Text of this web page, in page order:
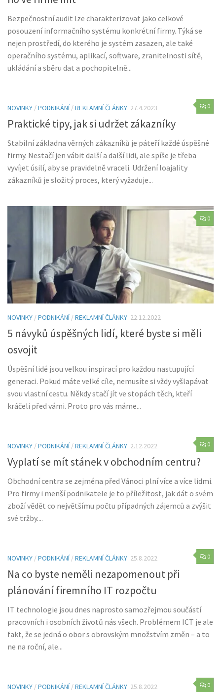
Bezpečnostní audit lze charakterizovat jako celkové
posouzení informačního systému konkrétní firmy. Týká se
nejen prostředí, do kterého je systém zasazen, ale také
operačního systému, aplikací, software, zranitelnosti sítě,
ukládání a sběru dat a pochopitelně...
0
NOVINKY /PODNIKÁNÍ /REKLAMNÍ ČLÁNKY 27.4.2023
Praktické tipy, jak si udržet zákazníky
Stabilní základna věrných zákazníků je páteří každé úspěšné
firmy. Nestačí jen vábit další a další lidi, ale spíše je třeba
vyvíjet úsilí, aby se pravidelně vraceli. Udržení loajality
zákazníků je složitý proces, který vyžaduje...
0
NOVINKY /PODNIKÁNÍ /REKLAMNÍ ČLÁNKY 22.12.2022
5 návyků úspěšných lidí, které byste si měli
osvojit
Úspěšní lidé jsou velkou inspirací pro každou nastupující
generaci. Pokud máte velké cíle, nemusíte si vždy vyšlapávat
svou vlastní cestu. Někdy stačí jít ve stopách těch, kteří
kráčeli před vámi. Proto pro vás máme...
0
NOVINKY /PODNIKÁNÍ /REKLAMNÍ ČLÁNKY 2.12.2022
Vyplatí se mít stánek v obchodním centru?
Obchodní centra se zejména před Vánoci plní více a více lidmi.
Pro firmy i menší podnikatele je to příležitost, jak dát o svém
zboží vědět co největšímu počtu případných zájemců a zvýšit
své tržby....
0
NOVINKY /PODNIKÁNÍ /REKLAMNÍ ČLÁNKY 25.8.2022
Na co byste neměli nezapomenout při
plánování firemního IT rozpočtu
IT technologie jsou dnes naprosto samozřejmou součástí
pracovních i osobních životů nás všech. Problémem ICT je ale
fakt, že se jedná o obor s obrovským množstvím změn – a to
ne na roční, ale...
0
NOVINKY /PODNIKÁNÍ /REKLAMNÍ ČLÁNKY 25.8.2022